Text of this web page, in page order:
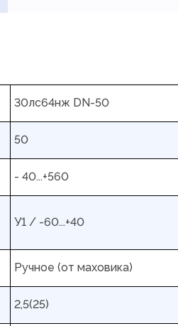
30лс64нж DN-50
50
- 40...+560
У1 / -60...+40
Ручное (от маховика)
2,5(25)